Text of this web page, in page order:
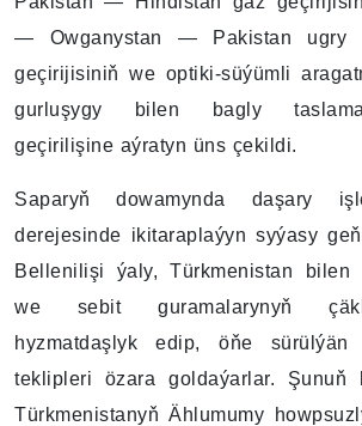
— Owganystan — Pakistan ugry
geçirijisiniň we optiki-süýümli
gurluşygy bilen bagly
geçirilişine aýratyn üns çekildi.
Saparyň dowamynda daşary
derejesinde ikitaraplaýyn syýasy
Bellenilişi ýaly, Türkmenistan bilen
we sebit guramalarynyň
hyzmatdaşlyk edip, öňe sürülýän
teklipleri özara goldaýarlar. Şunuň
Türkmenistanyň Ählumumy